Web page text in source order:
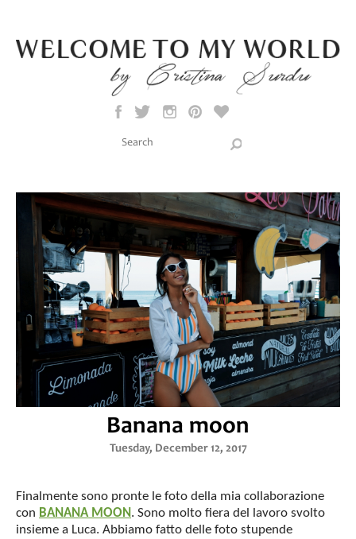
Search this site
Banana moon
Tuesday, December 12, 2017
Finalmente sono pronte le foto della mia collaborazione
con BANANA MOON. Sono molto fiera del lavoro svolto
insieme a Luca. Abbiamo fatto delle foto stupende